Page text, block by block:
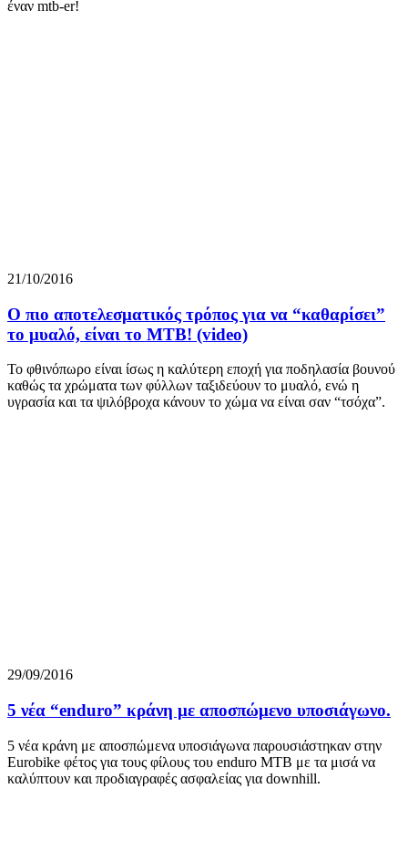
έναν mtb-er!
21/10/2016
Ο πιο αποτελεσματικός τρόπος για να “καθαρίσει”
το μυαλό, είναι το MTB! (video)
Το φθινόπωρο είναι ίσως η καλύτερη εποχή για ποδηλασία βουνού
καθώς τα χρώματα των φύλλων ταξιδεύουν το μυαλό, ενώ η
υγρασία και τα ψιλόβροχα κάνουν το χώμα να είναι σαν “τσόχα”.
29/09/2016
5 νέα “enduro” κράνη με αποσπώμενο υποσιάγωνο.
5 νέα κράνη με αποσπώμενα υποσιάγωνα παρουσιάστηκαν στην
Eurobike φέτος για τους φίλους του enduro MTB με τα μισά να
καλύπτουν και προδιαγραφές ασφαλείας για downhill.